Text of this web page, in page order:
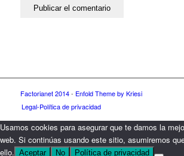
Factorianet 2014- Enfold Theme by Kriesi
Legal-Política de privacidad
Usamos cookies para asegurar que te damos la
web. Si continúas usando este sitio, asumiremos
ello. Aceptar No Política de privacidad